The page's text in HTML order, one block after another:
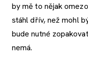
by mě to nějak
stáhl dřív, než mohl
bude nutné
nemá.